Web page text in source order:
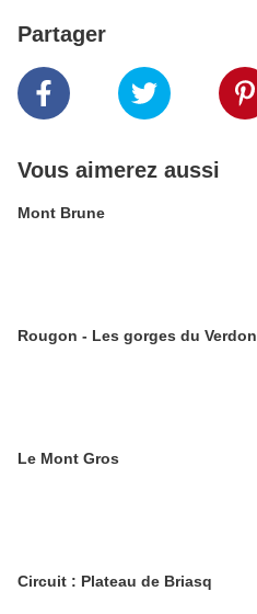
Partager
Vous aimerez aussi
Mont Brune
Rougon - Les gorges du Verdon
Le Mont Gros
Circuit : Plateau de Briasq